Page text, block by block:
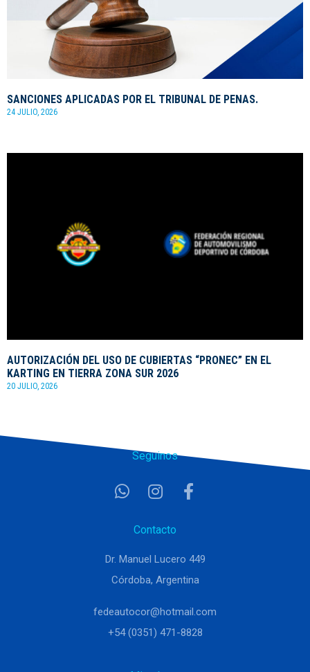
SANCIONES APLICADAS POR EL TRIBUNAL DE PENAS.
24 JULIO, 2026
AUTORIZACIÓN DEL USO DE CUBIERTAS “PRONEC” EN EL
KARTING EN TIERRA ZONA SUR 2026
20 JULIO, 2026
Seguinos
Contacto
Dr. Manuel Lucero 449
Córdoba, Argentina
fedeautocor@hotmail.com
+54 (0351) 471-8828